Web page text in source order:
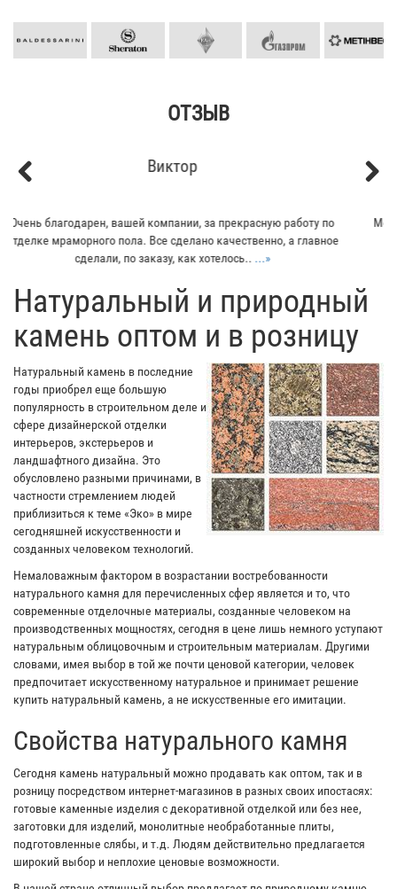
ОТЗЫВ
Кирилл
Мой отец заказывал плитку из гранита для своего дома. Больше
всего понравилось - индивидуальный подход к клиенту. Отец
остался очень доволен......»
​Натуральный и природный
камень оптом и в розницу
Натуральный камень в последние
годы приобрел еще большую
популярность в строительном деле и
сфере дизайнерской отделки
интерьеров, экстерьеров и
ландшафтного дизайна. Это
обусловлено разными причинами, в
частности стремлением людей
приблизиться к теме «Эко» в мире
сегодняшней искусственности и
созданных человеком технологий.
Немаловажным фактором в возрастании востребованности
натурального камня для перечисленных сфер является и то, что
современные отделочные материалы, созданные человеком на
производственных мощностях, сегодня в цене лишь немного уступают
натуральным облицовочным и строительным материалам. Другими
словами, имея выбор в той же почти ценовой категории, человек
предпочитает искусственному натуральное и принимает решение
купить натуральный камень, а не искусственные его имитации.
Свойства натурального камня
Сегодня камень натуральный можно продавать как оптом, так и в
розницу посредством интернет-магазинов в разных своих ипостасях:
готовые каменные изделия с декоративной отделкой или без нее,
заготовки для изделий, монолитные необработанные плиты,
подготовленные слябы, и т.д. Людям действительно предлагается
широкий выбор и неплохие ценовые возможности.